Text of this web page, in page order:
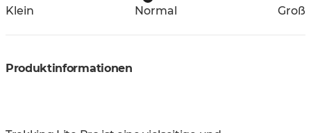
Klein Normal Groß
Produktinformationen